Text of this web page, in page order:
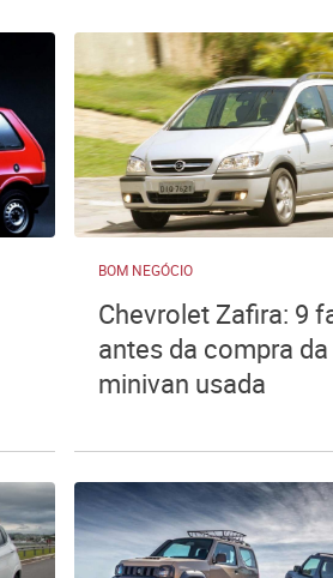
BOM NEGÓCIO
Chevrolet Zafira: 9
antes da compra da
minivan usada